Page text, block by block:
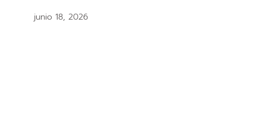
junio 18, 2026